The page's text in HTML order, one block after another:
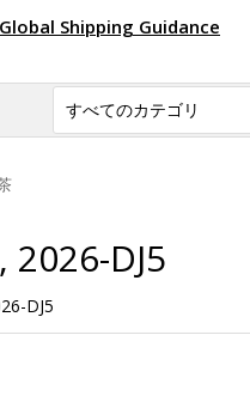
Global Shipping Guidance
DJ5
DJ5